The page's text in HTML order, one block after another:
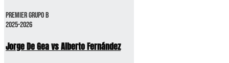
Premier GRUPO B
2025-2026
Jorge De Gea vs Alberto Fernández